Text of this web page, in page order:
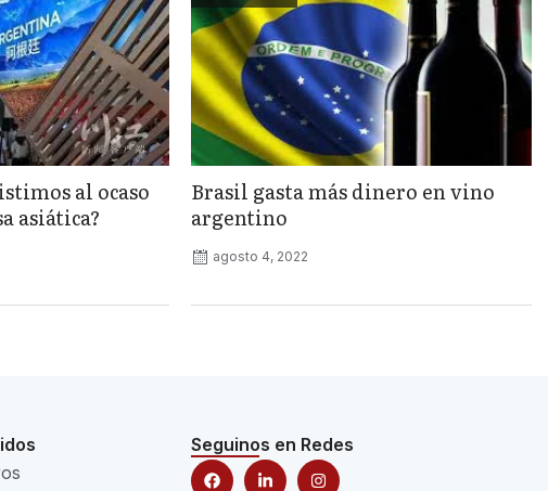
al ocaso
asiática?
Brasil gasta más dinero en vino
argentino
agosto 4, 2022
Seguinos en Redes